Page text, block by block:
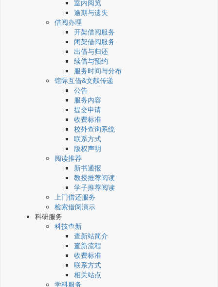
室内阅览
逾期与遗失
借阅办理
开架借阅服务
闭架借阅服务
出借与归还
续借与预约
服务时间与分布
馆际互借&文献传递
公告
服务内容
提交申请
收费标准
校外查询系统
联系方式
版权声明
阅读推荐
新书通报
教授推荐阅读
学子推荐阅读
上门借还服务
检索借阅演示
科研服务
科技查新
查新站简介
查新流程
收费标准
联系方式
相关站点
学科服务